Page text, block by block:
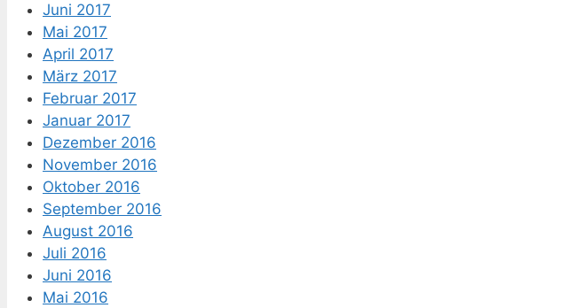
Juni 2017
Mai 2017
April 2017
März 2017
Februar 2017
Januar 2017
Dezember 2016
November 2016
Oktober 2016
September 2016
August 2016
Juli 2016
Juni 2016
Mai 2016